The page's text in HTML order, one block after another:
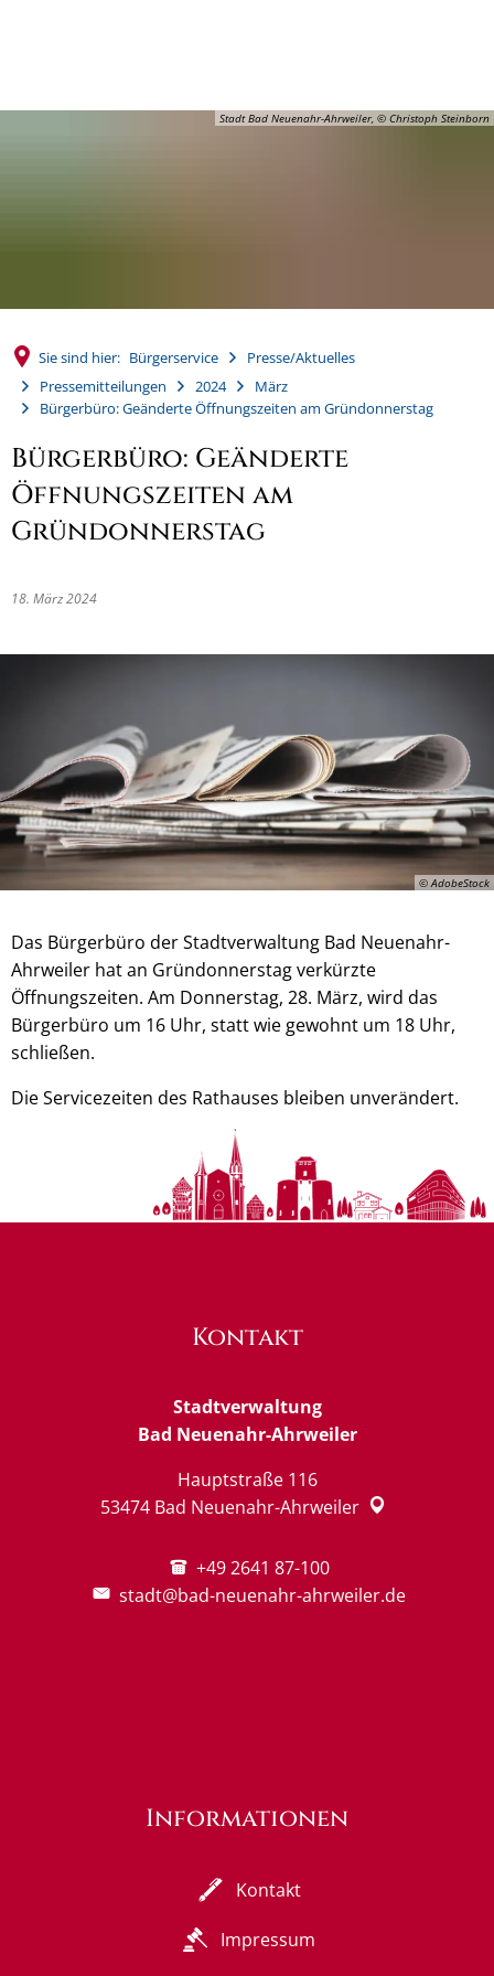
Stadt Bad Neuenahr-Ahrweiler, © Christoph Steinborn
Sie sind hier: Bürgerservice
Presse/Aktuelles
Pressemitteilungen
2024
März
Bürgerbüro: Geänderte Öffnungszeiten am Gründonnerstag
Bürgerbüro: Geänderte
Öffnungszeiten am
Gründonnerstag
18. März 2024
© AdobeStock
Das Bürgerbüro der Stadtverwaltung Bad Neuenahr-
Ahrweiler hat an Gründonnerstag verkürzte
Öffnungszeiten. Am Donnerstag, 28. März, wird das
Bürgerbüro um 16 Uhr, statt wie gewohnt um 18 Uhr,
schließen.
Die Servicezeiten des Rathauses bleiben unverändert.
Kontakt
Stadtverwaltung
Bad Neuenahr-Ahrweiler
Hauptstraße 116
53474 Bad Neuenahr-Ahrweiler
+49 2641 87-100
stadt@bad-neuenahr-ahrweiler.de
Informationen
Kontakt
Impressum